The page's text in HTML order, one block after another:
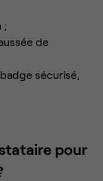
;
de
sécurisé,
pour